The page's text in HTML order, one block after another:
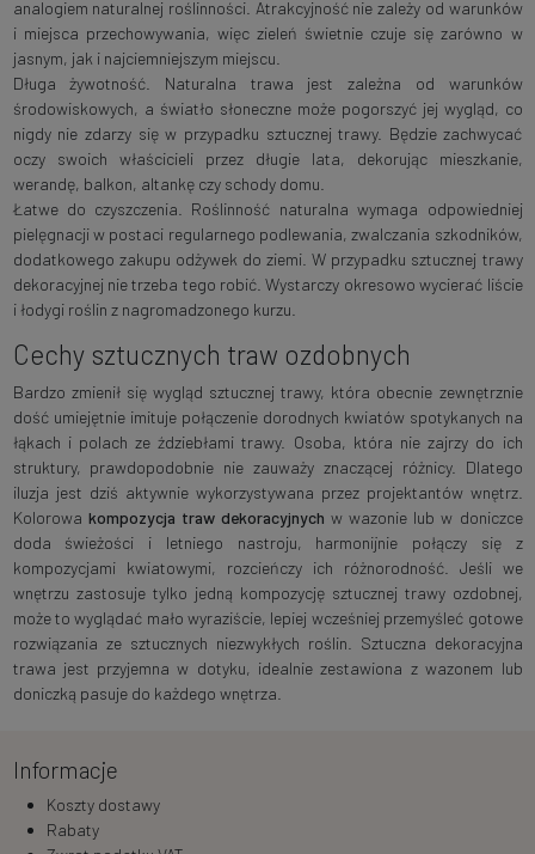
analogiem naturalnej roślinności. Atrakcyjność nie zależy od warunków
i miejsca przechowywania, więc zieleń świetnie czuje się zarówno w
jasnym, jak i najciemniejszym miejscu.
Długa żywotność. Naturalna trawa jest zależna od warunków
środowiskowych, a światło słoneczne może pogorszyć jej wygląd, co
nigdy nie zdarzy się w przypadku sztucznej trawy. Będzie zachwycać
oczy swoich właścicieli przez długie lata, dekorując mieszkanie,
werandę, balkon, altankę czy schody domu.
Łatwe do czyszczenia. Roślinność naturalna wymaga odpowiedniej
pielęgnacji w postaci regularnego podlewania, zwalczania szkodników,
dodatkowego zakupu odżywek do ziemi. W przypadku sztucznej trawy
dekoracyjnej nie trzeba tego robić. Wystarczy okresowo wycierać liście
i łodygi roślin z nagromadzonego kurzu.
Cechy sztucznych traw ozdobnych
Bardzo zmienił się wygląd sztucznej trawy, która obecnie zewnętrznie
dość umiejętnie imituje połączenie dorodnych kwiatów spotykanych na
łąkach i polach ze ździebłami trawy. Osoba, która nie zajrzy do ich
struktury, prawdopodobnie nie zauważy znaczącej różnicy. Dlatego
iluzja jest dziś aktywnie wykorzystywana przez projektantów wnętrz.
Kolorowa kompozycja traw dekoracyjnych w wazonie lub w doniczce
doda świeżości i letniego nastroju, harmonijnie połączy się z
kompozycjami kwiatowymi, rozcieńczy ich różnorodność. Jeśli we
wnętrzu zastosuje tylko jedną kompozycję sztucznej trawy ozdobnej,
może to wyglądać mało wyraziście, lepiej wcześniej przemyśleć gotowe
rozwiązania ze sztucznych niezwykłych roślin. Sztuczna dekoracyjna
trawa jest przyjemna w dotyku, idealnie zestawiona z wazonem lub
doniczką pasuje do każdego wnętrza.
Informacje
Koszty dostawy
Rabaty